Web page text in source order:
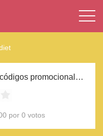
Descuentos y códigos promocionales Myhdiet 2023
por 0 votos